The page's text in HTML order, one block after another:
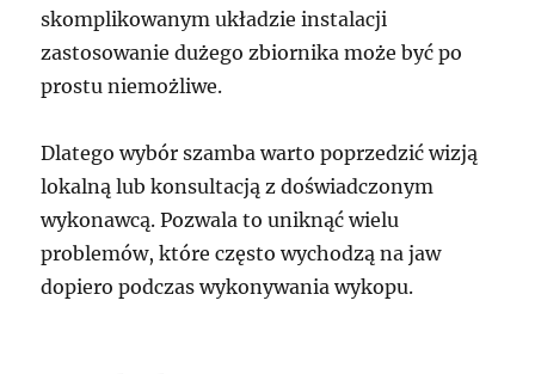
skomplikowanym układzie instalacji
zastosowanie dużego zbiornika może być po
prostu niemożliwe.
Dlatego wybór szamba warto poprzedzić wizją
lokalną lub konsultacją z doświadczonym
wykonawcą. Pozwala to uniknąć wielu
problemów, które często wychodzą na jaw
dopiero podczas wykonywania wykopu.